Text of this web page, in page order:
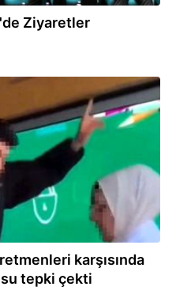
Ziyaretler
karşısında
tepki çekti